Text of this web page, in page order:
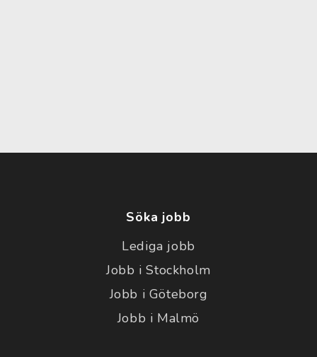
Söka jobb
Lediga jobb
Jobb i Stockholm
Jobb i Göteborg
Jobb i Malmö